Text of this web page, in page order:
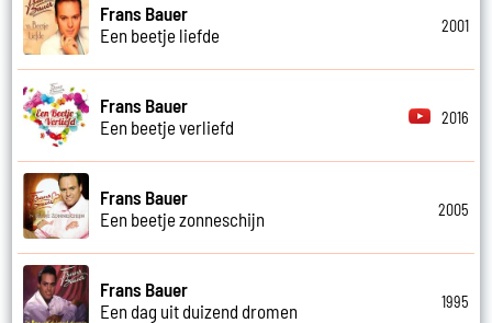
Frans Bauer
Een beetje liefde
2001
Frans Bauer
Een beetje verliefd
2016
Frans Bauer
Een beetje zonneschijn
2005
Frans Bauer
Een dag uit duizend dromen
1995